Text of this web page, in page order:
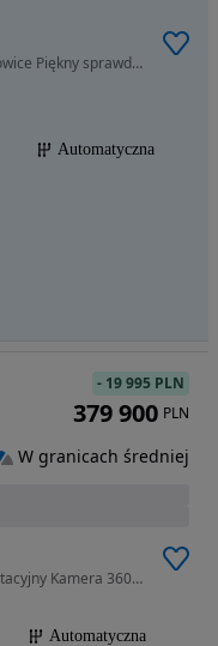
3598 cm3 • 300 KM • Porsche Cayenne Katowice Piękny sprawdzony samochód
Automatyczna
3996 cm3 • 460 KM • GTS Bose Temp. Adaptacyjny Kamera 360 Aktywny Wydech Pneumatyka FV23%
Automatyczna
- 19 995 PLN
379 900 PLN
W granicach średniej